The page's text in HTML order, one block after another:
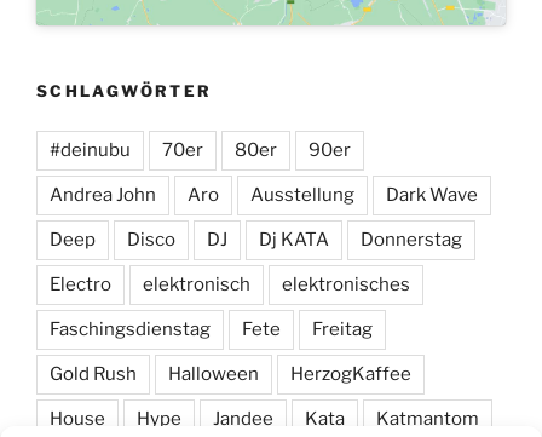
SCHLAGWÖRTER
#deinubu 70er 80er 90er
Andrea John Aro Ausstellung Dark Wave
Deep Disco DJ Dj KATA Donnerstag
Electro elektronisch elektronisches
Faschingsdienstag Fete Freitag
Gold Rush Halloween HerzogKaffee
House Hype Jandee Kata Katmantom